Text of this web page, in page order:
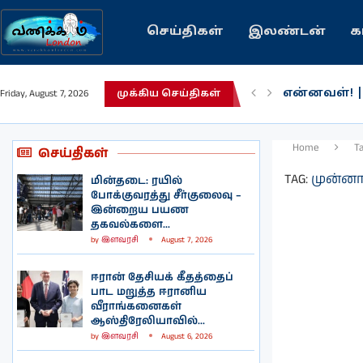
செய்திகள் இலண்டன்
Friday, August 7, 2026 முக்கிய செய்திகள்
என்னவள்! |
செய்திகள்
மின்தடை: ரயில்
போக்குவரத்து சீர்குலைவு –
இன்றைய பயண
தகவல்களை...
by இளவரசி August 7, 2026
ஈரான் தேசியக் கீதத்தைப்
பாட மறுத்த ஈரானிய
வீராங்கனைகள்
ஆஸ்திரேலியாவில்...
by இளவரசி August 6, 2026
Home
TAG: